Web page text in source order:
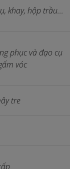
khay, hộp trầu...
phục và đạo cụ
vóc
tre